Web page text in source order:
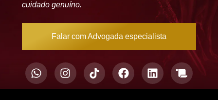
cuidado genuíno.
Falar com Advogada especialista